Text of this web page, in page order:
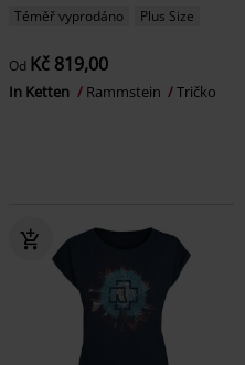
Téměř vyprodáno Plus Size
Od Kč 819,00
In Ketten Rammstein Tričko